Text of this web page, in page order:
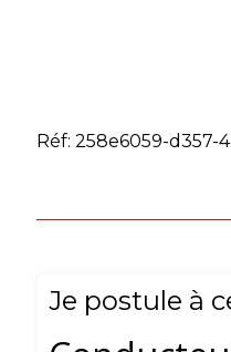
Réf: 258e6059-d357-
Je postule à